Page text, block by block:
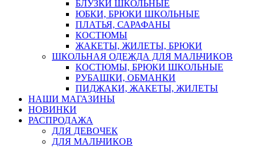
БЛУЗКИ ШКОЛЬНЫЕ
ЮБКИ, БРЮКИ ШКОЛЬНЫЕ
ПЛАТЬЯ, САРАФАНЫ
КОСТЮМЫ
ЖАКЕТЫ, ЖИЛЕТЫ, БРЮКИ
ШКОЛЬНАЯ ОДЕЖДА ДЛЯ МАЛЬЧИКОВ
КОСТЮМЫ, БРЮКИ ШКОЛЬНЫЕ
РУБАШКИ, ОБМАНКИ
ПИДЖАКИ, ЖАКЕТЫ, ЖИЛЕТЫ
НАШИ МАГАЗИНЫ
НОВИНКИ
РАСПРОДАЖА
ДЛЯ ДЕВОЧЕК
ДЛЯ МАЛЬЧИКОВ